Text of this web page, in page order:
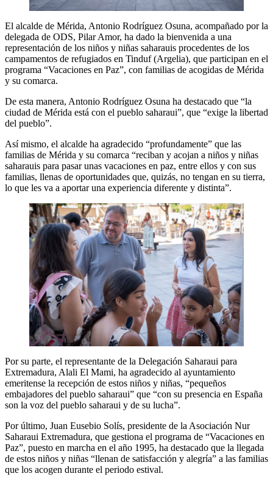
El alcalde de Mérida, Antonio Rodríguez Osuna, acompañado por la
delegada de ODS, Pilar Amor, ha dado la bienvenida a una
representación de los niños y niñas saharauis procedentes de los
campamentos de refugiados en Tinduf (Argelia), que participan en el
programa “Vacaciones en Paz”, con familias de acogidas de Mérida
y su comarca.
De esta manera, Antonio Rodríguez Osuna ha destacado que “la
ciudad de Mérida está con el pueblo saharaui”, que “exige la libertad
del pueblo”.
Así mismo, el alcalde ha agradecido “profundamente” que las
familias de Mérida y su comarca “reciban y acojan a niños y niñas
saharauis para pasar unas vacaciones en paz, entre ellos y con sus
familias, llenas de oportunidades que, quizás, no tengan en su tierra,
lo que les va a aportar una experiencia diferente y distinta”.
Por su parte, el representante de la Delegación Saharaui para
Extremadura, Alali El Mami, ha agradecido al ayuntamiento
emeritense la recepción de estos niños y niñas, “pequeños
embajadores del pueblo saharaui” que “con su presencia en España
son la voz del pueblo saharaui y de su lucha”.
Por último, Juan Eusebio Solís, presidente de la Asociación Nur
Saharaui Extremadura, que gestiona el programa de “Vacaciones en
Paz”, puesto en marcha en el año 1995, ha destacado que la llegada
de estos niños y niñas “llenan de satisfacción y alegría” a las familias
que los acogen durante el periodo estival.